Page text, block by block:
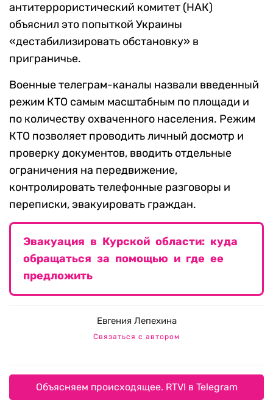
антитеррористический комитет (НАК)
объяснил это попыткой Украины
«дестабилизировать обстановку» в
приграничье.
Военные телеграм-каналы назвали введенный
режим КТО самым масштабным по площади и
по количеству охваченного населения. Режим
КТО позволяет проводить личный досмотр и
проверку документов, вводить отдельные
ограничения на передвижение,
контролировать телефонные разговоры и
переписки, эвакуировать граждан.
Эвакуация в Курской области: куда
обращаться за помощью и где ее
предложить
Евгения Лепехина
Связаться с автором
Объясняем происходящее. RTVI в Telegram